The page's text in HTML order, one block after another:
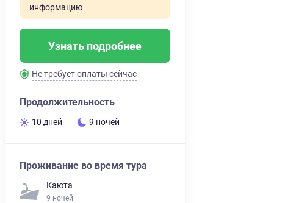
информацию
Узнать подробнее
Не требует оплаты сейчас
Продолжительность
10 дней 9 ночей
Проживание во время тура
Каюта
9 ночей